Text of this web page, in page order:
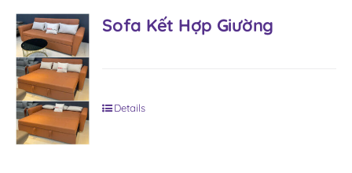
Sofa Kết Hợp Giường
Details